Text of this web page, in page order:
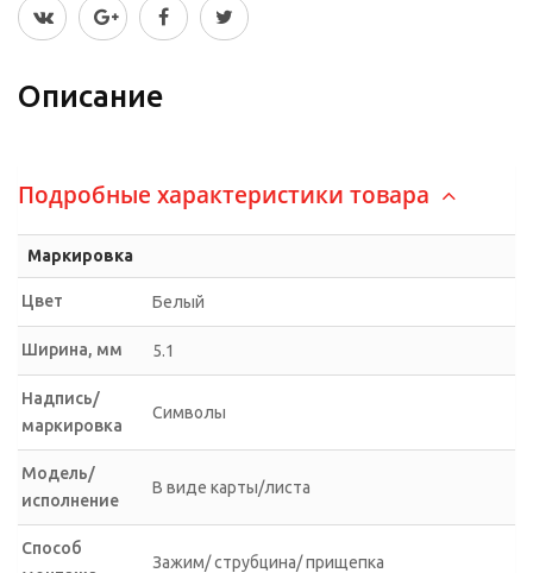
Описание
Подробные характеристики товара
Маркировка
Цвет Белый
Ширина, мм 5.1
Надпись/
маркировка
Символы
Модель/
исполнение
В виде карты/листа
Способ
Зажим/ струбцина/ прищепка